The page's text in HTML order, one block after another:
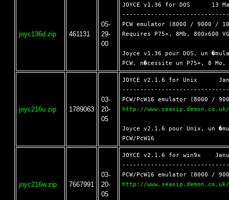
joyc136d.zip 461131
05-
29-
00
JOYCE v1.36 for DOS      13
PCW emulator (8000 / 9000 /
Requires P75+, 8Mb, 800x600
Joyce v1.36 pour DOS, un
joyc216u.zip 1789063
03-
20-
05
JOYCE v2.1.6 for Unix
http://
Joyce v2.1.6 pour Unix, un
joyc216w.zip 7667991
03-
20-
05
JOYCE v2.1.6 for win9x
http://